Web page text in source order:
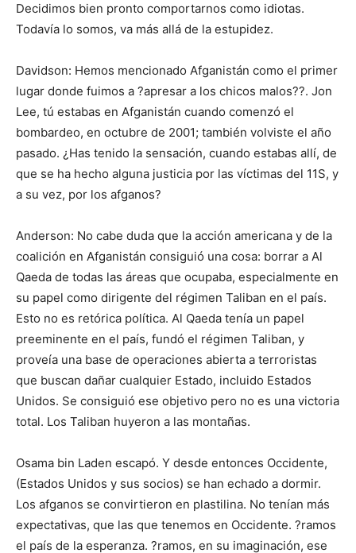
Decidimos bien pronto comportarnos como idiotas.
Todavía lo somos, va más allá de la estupidez.
Davidson: Hemos mencionado Afganistán como el primer
lugar donde fuimos a ?apresar a los chicos malos??. Jon
Lee, tú estabas en Afganistán cuando comenzó el
bombardeo, en octubre de 2001; también volviste el año
pasado. ¿Has tenido la sensación, cuando estabas allí, de
que se ha hecho alguna justicia por las víctimas del 11S, y
a su vez, por los afganos?
Anderson: No cabe duda que la acción americana y de la
coalición en Afganistán consiguió una cosa: borrar a Al
Qaeda de todas las áreas que ocupaba, especialmente en
su papel como dirigente del régimen Taliban en el país.
Esto no es retórica política. Al Qaeda tenía un papel
preeminente en el país, fundó el régimen Taliban, y
proveía una base de operaciones abierta a terroristas
que buscan dañar cualquier Estado, incluido Estados
Unidos. Se consiguió ese objetivo pero no es una victoria
total. Los Taliban huyeron a las montañas.
Osama bin Laden escapó. Y desde entonces Occidente,
(Estados Unidos y sus socios) se han echado a dormir.
Los afganos se convirtieron en plastilina. No tenían más
expectativas, que las que tenemos en Occidente. ?ramos
el país de la esperanza. ?ramos, en su imaginación, ese